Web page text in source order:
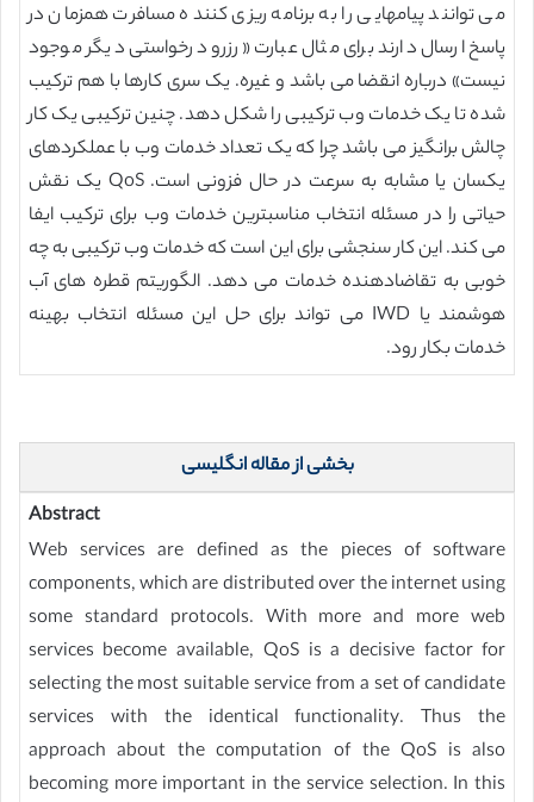
می توانند پیامهایی را به برنامه ریزی کننده مسافرت همزمان در
پاسخ ارسال دارند برای مثال عبارت «رزرو درخواستی دیگر موجود
نیست» درباره انقضا می باشد و غیره. یک سری کارها با هم ترکیب
شده تا یک خدمات وب ترکیبی را شکل دهد. چنین ترکیبی یک کار
چالش برانگیز می باشد چرا که یک تعداد خدمات وب با عملکردهای
یکسان یا مشابه به سرعت در حال فزونی است. QoS یک نقش
حیاتی را در مسئله انتخاب مناسبترین خدمات وب برای ترکیب ایفا
می کند. این کار سنجشی برای این است که خدمات وب ترکیبی به چه
خوبی به تقاضادهنده خدمات می دهد. الگوریتم قطره های آب
هوشمند یا IWD می تواند برای حل این مسئله انتخاب بهینه
خدمات بکار رود.
بخشی از مقاله انگلیسی
Abstract
Web services are defined as the pieces of software
components, which are distributed over the internet using
some standard protocols. With more and more web
services become available, QoS is a decisive factor for
selecting the most suitable service from a set of candidate
services with the identical functionality. Thus the
approach about the computation of the QoS is also
becoming more important in the service selection. In this